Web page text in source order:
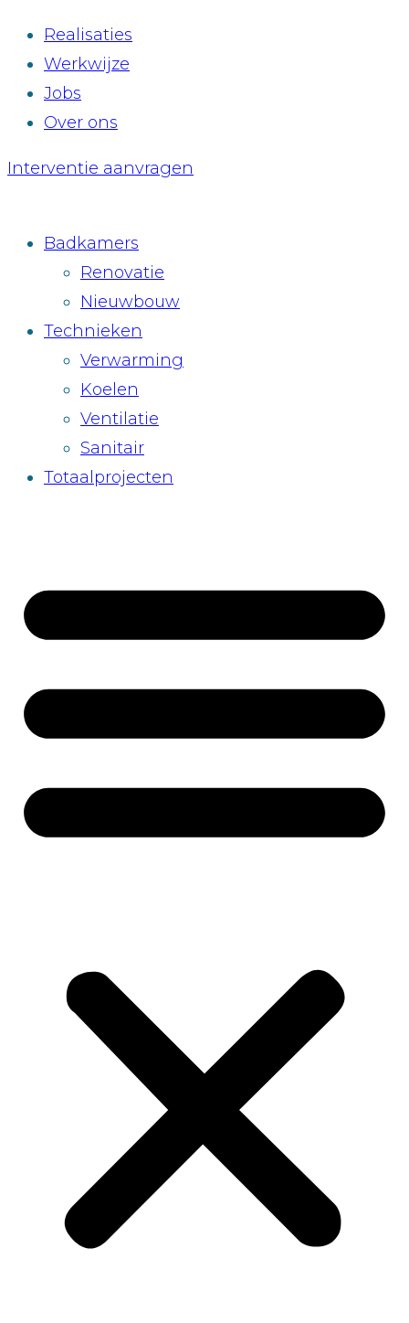
Realisaties
Werkwijze
Jobs
Over ons
Interventie aanvragen
Badkamers
Renovatie
Nieuwbouw
Technieken
Verwarming
Koelen
Ventilatie
Sanitair
Totaalprojecten